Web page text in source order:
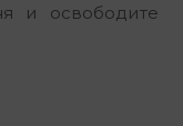
и освободите